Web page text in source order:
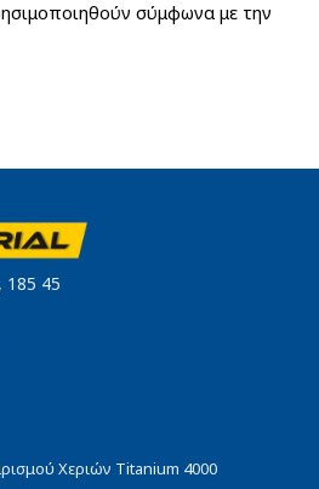
σύμφωνα με την
185 45
Χεριών Titanium 4000